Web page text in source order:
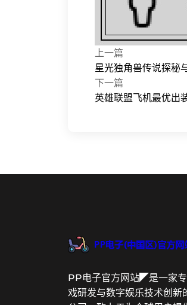
上一篇
星光独角兽传说探秘
下一篇
英雄联盟飞机最优出
PP电子官方网站◤是一家
戏研发与数字娱乐技术创新